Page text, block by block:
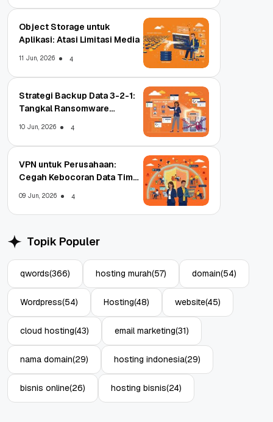
Object Storage untuk
Aplikasi: Atasi Limitasi Media
11 Jun, 2026 4
Strategi Backup Data 3-2-1:
Tangkal Ransomware
10 Jun, 2026 4
VPN untuk Perusahaan:
Cegah Kebocoran Data Tim
09 Jun, 2026 4
Topik Populer
qwords(366) hosting murah(57) domain(54)
Wordpress(54) Hosting(48) website(45)
cloud hosting(43) email marketing(31)
nama domain(29) hosting indonesia(29)
bisnis online(26) hosting bisnis(24)